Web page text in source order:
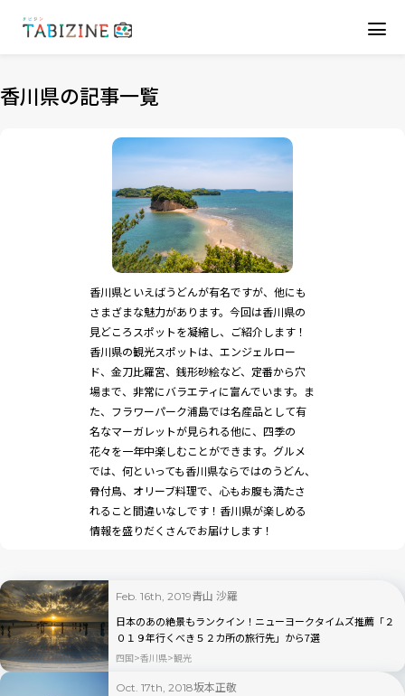
香川県の記事一覧
香川県といえばうどんが有名ですが、他にも
さまざまな魅力があります。今回は香川県の
見どころスポットを凝縮し、ご紹介します！
香川県の観光スポットは、エンジェルロー
ド、金刀比羅宮、銭形砂絵など、定番から穴
場まで、非常にバラエティに富んでいます。ま
た、フラワーパーク浦島では名産品として有
名なマーガレットが見られる他に、四季の
花々を一年中楽しむことができます。グルメ
では、何といっても香川県ならではのうどん、
骨付鳥、オリーブ料理で、心もお腹も満たさ
れること間違いなしです！香川県が楽しめる
情報を盛りだくさんでお届けします！
Feb. 16th, 2019青山 沙羅
日本のあの絶景もランクイン！ニューヨークタイムズ推薦「２
０１９年行くべき５２カ所の旅行先」から7選
四国 香川県 観光
Oct. 17th, 2018坂本正敬